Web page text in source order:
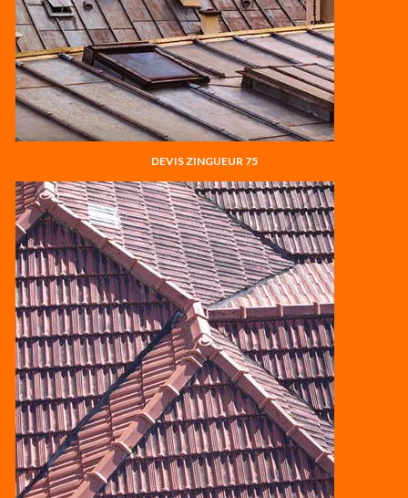
DEVIS ZINGUEUR 75